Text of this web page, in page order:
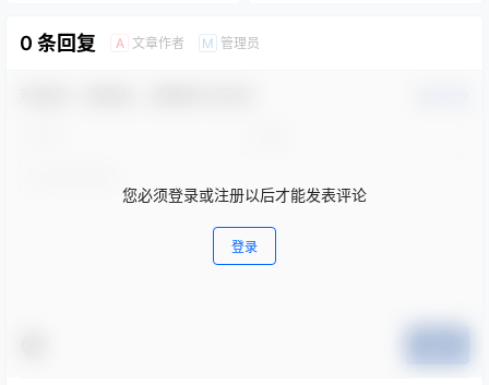
0 条回复 A 文章作者 M 管理员
您必须登录或注册以后才能发表评论
登录